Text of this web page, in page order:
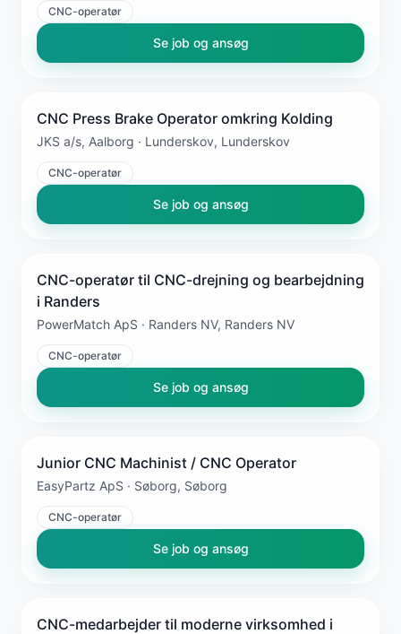
CNC-operatør
Se job og ansøg
CNC Press Brake Operator omkring Kolding
JKS a/s, Aalborg · Lunderskov, Lunderskov
CNC-operatør
Se job og ansøg
CNC-operatør til CNC-drejning og bearbejdning
i Randers
PowerMatch ApS · Randers NV, Randers NV
CNC-operatør
Se job og ansøg
Junior CNC Machinist / CNC Operator
EasyPartz ApS · Søborg, Søborg
CNC-operatør
Se job og ansøg
CNC-medarbejder til moderne virksomhed i